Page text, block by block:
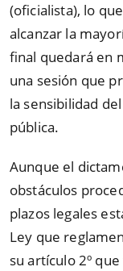
(oficialista), lo
alcanzar la
final quedará en
una sesión que
la sensibilidad
pública.
Aunque el
obstáculos
plazos legales
Ley que
su artículo 2º que